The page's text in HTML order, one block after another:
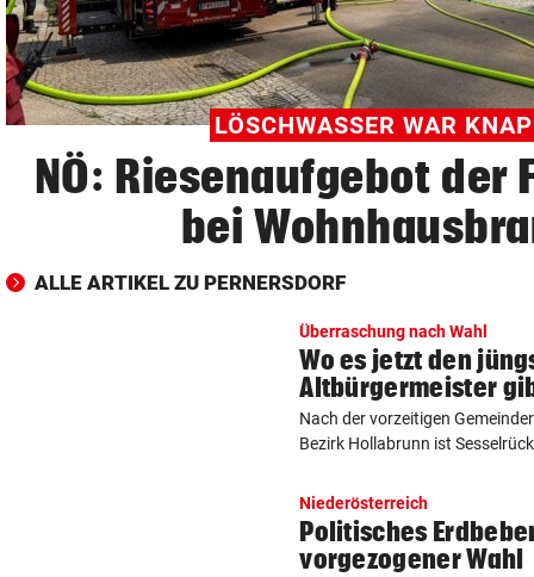
LÖSCHWASSER WAR
NÖ: Riesenaufgebot der
bei
ALLE ARTIKEL ZU PERNERSDORF
Überraschung nach Wahl
Wo es jetzt den
Altbürgermeister
Nach der vorzeitigen
Bezirk Hollabrunn ist
Niederösterreich
Politisches
vorgezogener Wahl